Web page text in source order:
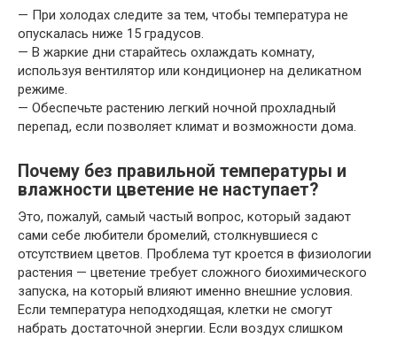
— При холодах следите за тем, чтобы температура не
опускалась ниже 15 градусов.
— В жаркие дни старайтесь охлаждать комнату,
используя вентилятор или кондиционер на деликатном
режиме.
— Обеспечьте растению легкий ночной прохладный
перепад, если позволяет климат и возможности дома.
Почему без правильной температуры и
влажности цветение не наступает?
Это, пожалуй, самый частый вопрос, который задают
сами себе любители бромелий, столкнувшиеся с
отсутствием цветов. Проблема тут кроется в физиологии
растения — цветение требует сложного биохимического
запуска, на который влияют именно внешние условия.
Если температура неподходящая, клетки не смогут
набрать достаточной энергии. Если воздух слишком